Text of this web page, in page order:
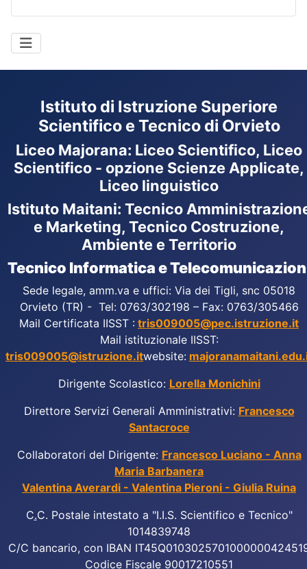
Istituto di Istruzione Superiore
Scientifico e Tecnico di Orvieto
Liceo Majorana: Liceo Scientifico, Liceo
Scientifico - opzione Scienze Applicate,
Liceo linguistico
Istituto Maitani: Tecnico
e Marketing, Tecnico Costruzione,
Ambiente e Territorio
Tecnico Informatica e
Sede legale, amm.va e uffici: Via dei Tigli, snc 05018
Orvieto (TR) - Tel: 0763/302198 – Fax: 0763/305466
Mail Certificata IISST : tris009005@pec.istruzione.it
Mail istituzionale IISST:
tris009005@istruzione.itwebsite:
Dirigente Scolastico: Lorella Monichini
Direttore Servizi Generali Amministrativi: Francesco
Santacroce
Collaboratori del Dirigente: Francesco Luciano - Anna
Maria Barbanera
Valentina Averardi - Valentina Pieroni - Giulia Ruina
C.C. Postale intestato a "I.I.S. Scientifico e Tecnico"
1014839748
C/C bancario, con IBAN
Codice Fiscale 90017210551